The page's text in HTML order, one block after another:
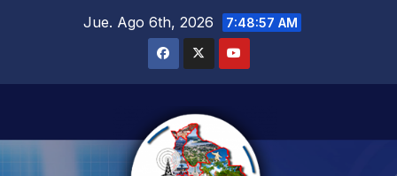
Jue. Ago 6th, 2026 7:48:58 AM